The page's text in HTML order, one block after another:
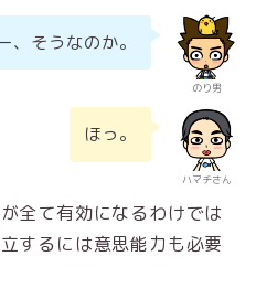
のり男
、そうなのか。
ハマチさん
ほっ。
全て有効になるわけでは
するには意思能力も必要